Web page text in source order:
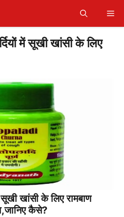
में सूखी खांसी के लिए
सूखी खांसी के लिए रामबाण
कैसे?